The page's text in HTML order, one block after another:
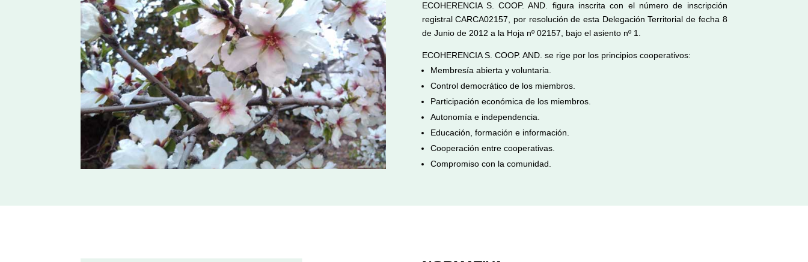
ECOHERENCIA S. COOP. AND. figura inscrita con el número de inscripción
registral CARCA02157, por resolución de esta Delegación Territorial de fecha 8
de Junio de 2012 a la Hoja nº 02157, bajo el asiento nº 1.
ECOHERENCIA S. COOP. AND. se rige por los principios cooperativos:
Membresía abierta y voluntaria.
Control democrático de los miembros.
Participación económica de los miembros.
Autonomía e independencia.
Educación, formación e información.
Cooperación entre cooperativas.
Compromiso con la comunidad.